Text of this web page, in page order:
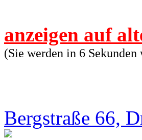
anzeigen auf
(Sie werden in 6
Bergstraße 66,